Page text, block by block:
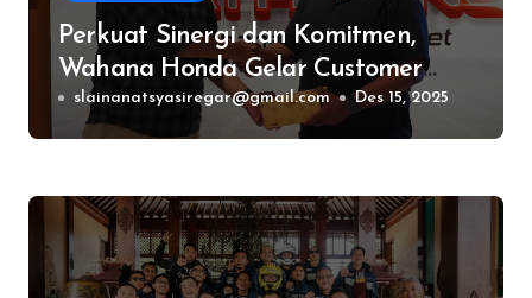
Perkuat Sinergi dan Komitmen,
Wahana Honda Gelar Customer
Gathering GSO Fleet 2025
slainanatsyasiregar@gmail.com Des 15, 2025